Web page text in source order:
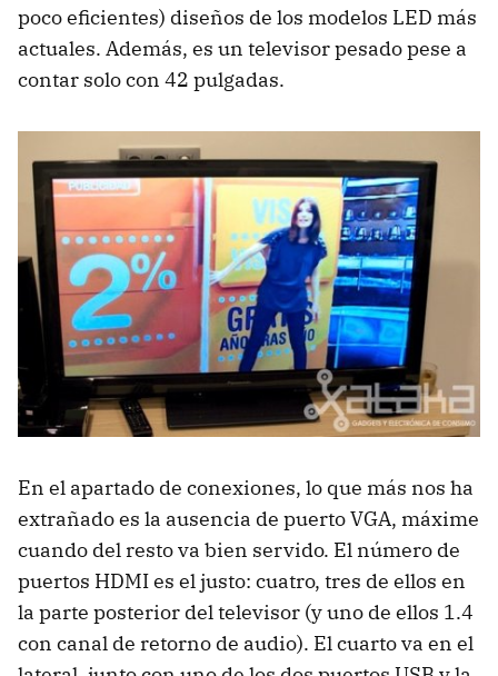
poco eficientes) diseños de los modelos LED más
actuales. Además, es un televisor pesado pese a
contar solo con 42 pulgadas.
En el apartado de conexiones, lo que más nos ha
extrañado es la ausencia de puertoVGA, máxime
cuando del resto va bien servido. El número de
puertos HDMIes el justo: cuatro, tres de ellos en
la parte posterior del televisor (y uno de ellos 1.4
con canal de retorno de audio). El cuarto va en el